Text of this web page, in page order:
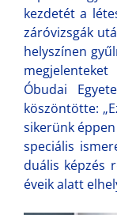
kezdetét a
záróvizsgák
helyszínen
Óbudai
köszöntötte:
sikerünk
speciális
duális képzés
éveik alatt